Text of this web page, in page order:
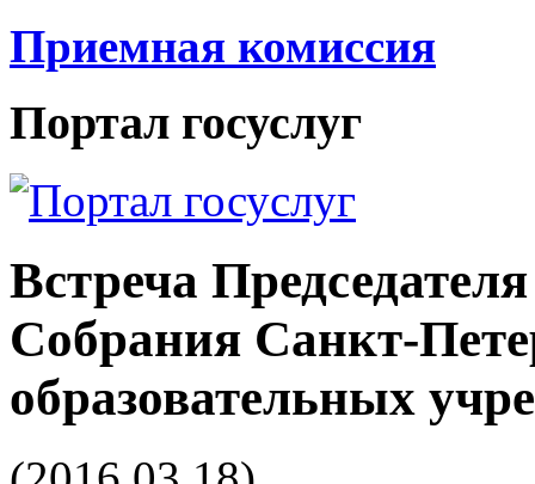
Приемная комиссия
Портал госуслуг
Встреча
Собрания Санкт-
образовательных